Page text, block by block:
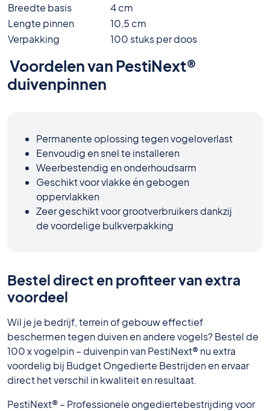
Breedte basis
4 cm
Lengte pinnen
10,5 cm
Verpakking
100 stuks per doos
Voordelen van PestiNext®
duivenpinnen
Permanente oplossing tegen vogeloverlast
Eenvoudig en snel te installeren
Weerbestendig en onderhoudsarm
Geschikt voor vlakke én gebogen
oppervlakken
Zeer geschikt voor grootverbruikers dankzij
de voordelige bulkverpakking
Bestel direct en profiteer van extra
voordeel
Wil je je bedrijf, terrein of gebouw effectief
beschermen tegen duiven en andere vogels? Bestel de
100 x vogelpin – duivenpin van PestiNext® nu extra
voordelig bij Budget Ongedierte Bestrijden en ervaar
direct het verschil in kwaliteit en resultaat.
PestiNext® – Professionele ongediertebestrijding voor